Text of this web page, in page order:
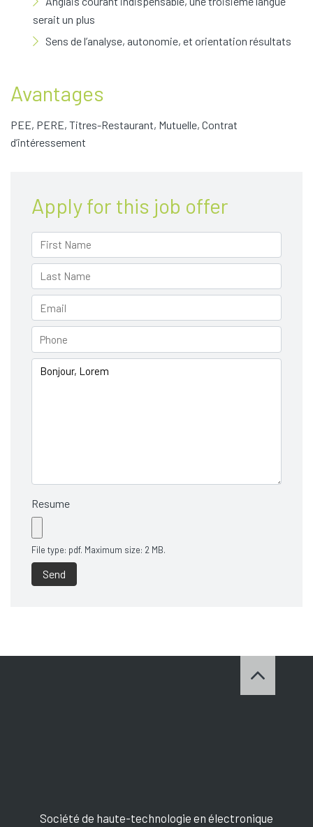
serait un plus
Sens de l’analyse, autonomie, et orientation résultats
Avantages
PEE, PERE, Titres-Restaurant, Mutuelle, Contrat
d’intéressement
Apply for this job offer
Resume
File type: pdf. Maximum size: 2 MB.
Société de haute-technologie en électronique